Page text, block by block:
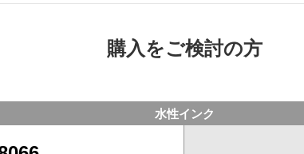
購入をご検討の方
水性インク